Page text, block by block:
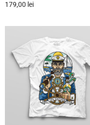
179,00 lei